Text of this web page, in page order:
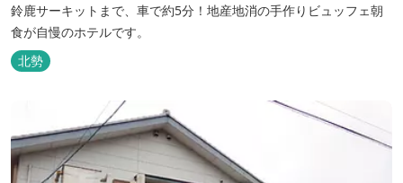
鈴鹿サーキットまで、車で約5分！地産地消の手作りビュッフェ朝
食が自慢のホテルです。
北勢